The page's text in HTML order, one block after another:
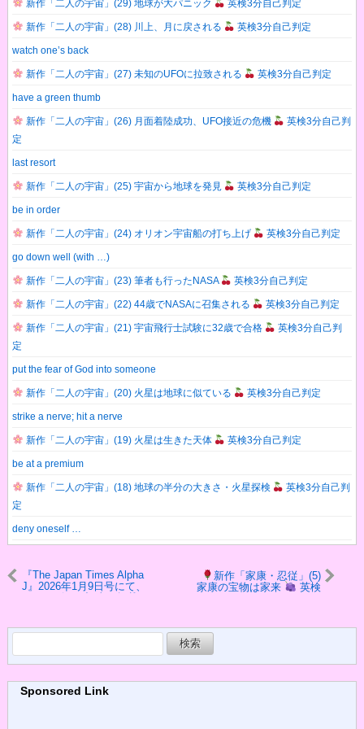
ウ
開
き
ま
す
新作「二人の宇宙」(29) 地球が大パニック 英検3分自己判定
新作「二人の宇宙」(28) 川上、月に戻される 英検3分自己判定
watch one’s back
新作「二人の宇宙」(27) 未知のUFOに拉致される 英検3分自己判定
have a green thumb
新作「二人の宇宙」(26) 月面着陸成功、UFO接近の危機
英検3分自己判
定
last resort
新作「二人の宇宙」(25) 宇宙から地球を発見 英検3分自己判定
be in order
新作「二人の宇宙」(24) オリオン宇宙船の打ち上げ 英検3分自己判定
go down well (with …)
新作「二人の宇宙」(23) 筆者も行ったNASA 英検3分自己判定
新作「二人の宇宙」(22) 44歳でNASAに召集される 英検3分自己判定
新作「二人の宇宙」(21) 宇宙飛行士試験に32歳で合格
英検3分自己判
定
put the fear of God into someone
新作「二人の宇宙」(20) 火星は地球に似ている 英検3分自己判定
strike a nerve; hit a nerve
新作「二人の宇宙」(19) 火星は生きた天体 英検3分自己判定
be at a premium
新作「二人の宇宙」(18) 地球の半分の大きさ・火星探検
英検3分自己判
定
deny oneself …
『The Japan Times Alpha
J』2026年1月9日号にて、
インタビュー記事が掲載
新作「家康・忍従」(5)
家康の宝物は家来
英検
索:
Sponsored Link